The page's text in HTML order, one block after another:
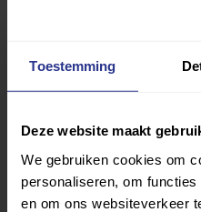
Toestemming
Deze website maakt
We gebruiken cookies om
personaliseren, om
en om ons websiteverkeer
meedingen naar de
uitbrengen op FC Zuid of
Topsport Gala op 19
Deel dit bericht